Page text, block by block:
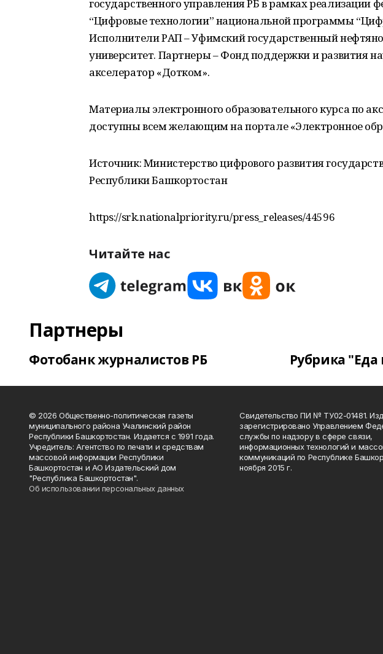
государственного управления РБ в рамках реализации
“Цифровые технологии” национальной программы
Исполнители РАП – Уфимский государственный
университет. Партнеры – Фонд поддержки и развития
акселератор «Дотком».
Материалы электронного образовательного курса по
доступны всем желающим на портале «Электронное
Источник: Министерство цифрового развития
Республики Башкортостан
https://srk.nationalpriority.ru/press_releases/44596
Читайте нас
Партнеры
Фотобанк журналистов РБ Рубрика
© 2026 Общественно-политическая газеты
муниципального района Учалинский район
Республики Башкортостан. Издается с 1991 года.
Учредитель: Агентство по печати и средствам
массовой информации Республики
Башкортостан и АО Издательский дом
"Республика Башкортостан".
Об использовании персональных данных
Свидетельство ПИ № ТУ02-01481.
зарегистрировано Управлением
службы по надзору в сфере связи,
информационных технологий и
коммуникаций по Республике
ноября 2015 г.